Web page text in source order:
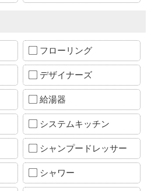
フローリング
デザイナーズ
給湯器
システムキッチン
シャンプードレッサー
シャワー